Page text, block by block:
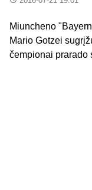
Miuncheno
Mario Gotzei
čempionai prarado